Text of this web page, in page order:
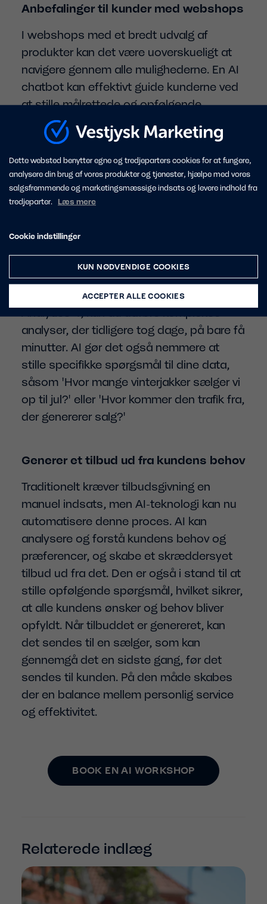
Anbefalinger til kunder med webshops
I webshops med et bredt udvalg af
produkter kan det være uoverskueligt at
navigere gennem alle mulighederne. En AI
chatbot kan effektivt guide kunderne ved
at stille målrettede og opfølgende
spørgsmål, hvilket hjælper dem med at
finde de mest relevante produkter baseret
på deres specifikke behov. Dette skaber
en mere personlig og tilfredsstillende
shoppingoplevelse.
AI er fremragende til at analysere data.
Når du giver AI adgang til dine
eksisterende datakilder, som salgsdata
og analyseværktøjer som Google
Analytics 4, kan du udføre komplekse
analyser, der tidligere tog dage, på bare få
minutter. AI gør det også nemmere at
stille specifikke spørgsmål til dine data,
såsom 'Hvor mange vinterjakker sælger vi
op til jul?' eller 'Hvor kommer den trafik fra,
der genererer salg?'
Generer et tilbud ud fra kundens behov
Traditionelt kræver tilbudsgivning en
manuel indsats, men AI-teknologi kan nu
automatisere denne proces. AI kan
analysere og forstå kundens behov og
præferencer, og skabe et skræddersyet
tilbud ud fra det. Den er også i stand til at
stille opfølgende spørgsmål, hvilket sikrer,
at alle kundens ønsker og behov bliver
opfyldt. Når tilbuddet er genereret, kan
det sendes til en sælger, som kan
gennemgå det en sidste gang, før det
sendes til kunden. På den måde skabes
der en balance mellem personlig service
og effektivitet.
BOOK EN AI WORKSHOP
Relaterede indlæg
Dette websted benytter egne og tredjeparters cookies for at fungere,
analysere din brug af vores produkter og tjenester, hjælpe med vores
salgsfremmende og marketingsmæssige indsats og levere indhold fra
tredjeparter. Læs mere
Cookie indstillinger
KUN NØDVENDIGE COOKIES
ACCEPTER ALLE COOKIES